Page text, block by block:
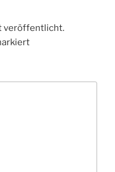
veröffentlicht.